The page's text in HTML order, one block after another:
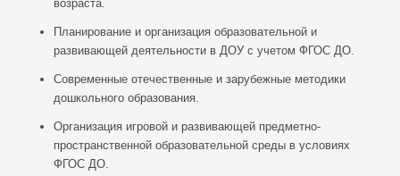
возраста.
Планирование и организация образовательной и
развивающей деятельности в ДОУ с учетом ФГОС ДО.
Современные отечественные и зарубежные методики
дошкольного образования.
Организация игровой и развивающей предметно-
пространственной образовательной среды в условиях
ФГОС ДО.